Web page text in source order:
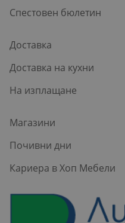
Спестовен бюлетин
Доставка
Доставка на кухни
На изплащане
Магазини
Почивни дни
Кариера в Хоп Мебели